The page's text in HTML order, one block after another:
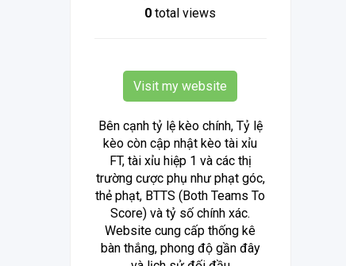
0 total views
Visit my website
Bên cạnh tỷ lệ kèo chính, Tỷ lệ
kèo còn cập nhật kèo tài xỉu
FT, tài xỉu hiệp 1 và các thị
trường cược phụ như phạt góc,
thẻ phạt, BTTS (Both Teams To
Score) và tỷ số chính xác.
Website cung cấp thống kê
bàn thắng, phong độ gần đây